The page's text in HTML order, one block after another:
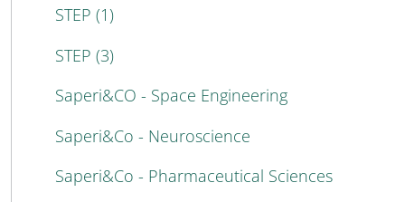
STEP (1)
STEP (3)
Saperi&CO - Space Engineering
Saperi&Co - Neuroscience
Saperi&Co - Pharmaceutical Sciences